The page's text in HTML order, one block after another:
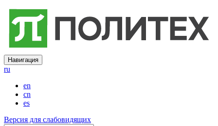
Навигация
ru
en
cn
es
Версия для слабовидящих